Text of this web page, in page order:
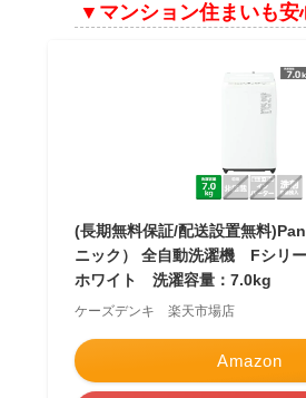
▼ マンション住まいも
(長期無料保証/配送設置無料
ニック） 全自動洗濯機 Fシリ
ホワイト 洗濯容量：7.0kg
ケーズデンキ 楽天市場店
Amazon